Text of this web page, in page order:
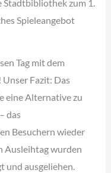
Stadtbibliothek zum 1.
Spieleangebot
Tag mit dem
Fazit: Das
eine Alternative zu
das
Besuchern wieder
Ausleihtag wurden
und ausgeliehen.